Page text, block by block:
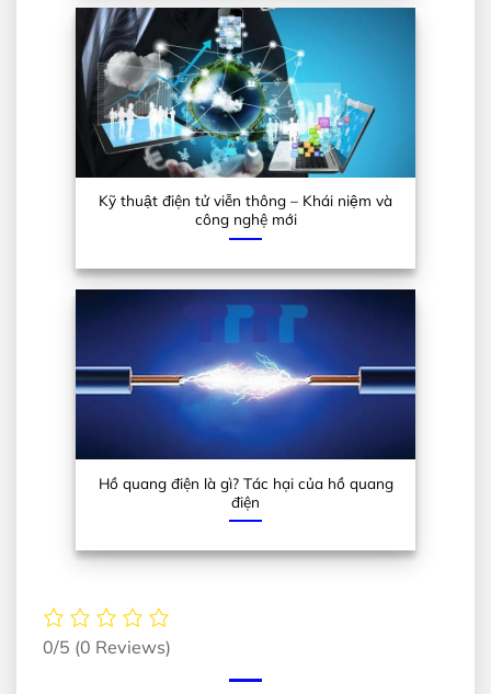
Kỹ thuật điện tử viễn thông – Khái niệm và
công nghệ mới
Hồ quang điện là gì? Tác hại của hồ quang
điện
0/5 (0 Reviews)